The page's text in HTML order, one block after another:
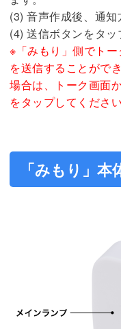
(3) 音声作成後、通知
(4) 送信ボタンをタッ
※「みもり」側でト
を送信することがで
場合は、トーク画面
をタップしてください
「みもり」本